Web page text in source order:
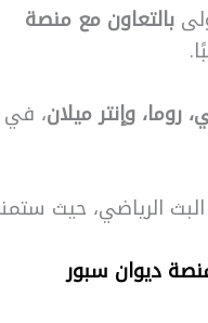
بالتعاون مع منصة
روما، وإنتر ميلان، في
الرياضي، حيث
ديوان سبور